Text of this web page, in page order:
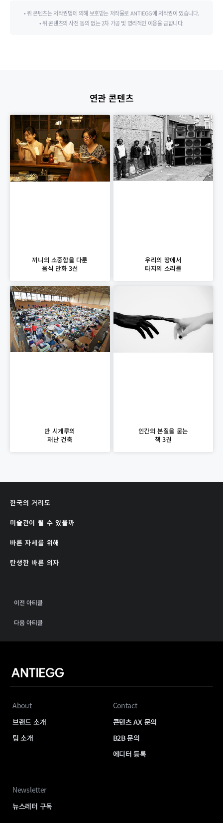
• 위 콘텐츠는 저작권법에 의해 보호받는 저작물로 ANTIEGG에 저작권이 있습니다.
• 위 콘텐츠의 사전 동의 없는 2차 가공 및 영리적인 이용을 금합니다.
연관 콘텐츠
끼니의 소중함을 다룬
음식 만화 3선
우리의 땅에서
타지의 소리를
반 시게루의
재난 건축
인간의 본질을 묻는
책 3권
한국의 거리도
미술관이 될 수 있을까
바른 자세를 위해
탄생한 바른 의자
이전 아티클
다음 아티클
About
브랜드 소개
팀 소개
Contact
콘텐츠 AX 문의
B2B 문의
에디터 등록
Newsletter
뉴스레터 구독